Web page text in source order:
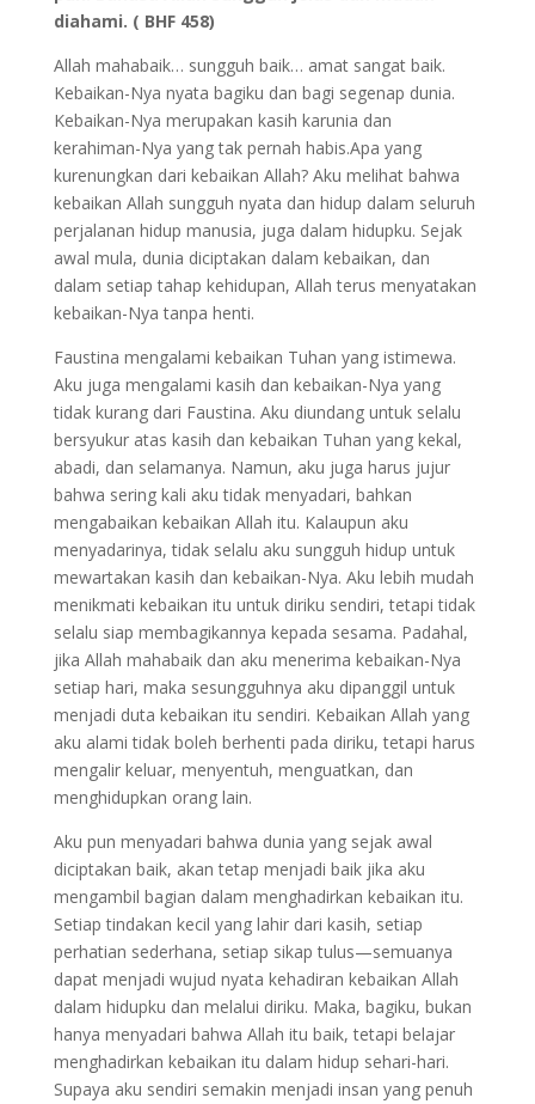
diahami. ( BHF 458)
Allah mahabaik… sungguh baik… amat sangat baik.
Kebaikan-Nya nyata bagiku dan bagi segenap dunia.
Kebaikan-Nya merupakan kasih karunia dan
kerahiman-Nya yang tak pernah habis.Apa yang
kurenungkan dari kebaikan Allah? Aku melihat bahwa
kebaikan Allah sungguh nyata dan hidup dalam seluruh
perjalanan hidup manusia, juga dalam hidupku. Sejak
awal mula, dunia diciptakan dalam kebaikan, dan
dalam setiap tahap kehidupan, Allah terus menyatakan
kebaikan-Nya tanpa henti.
Faustina mengalami kebaikan Tuhan yang istimewa.
Aku juga mengalami kasih dan kebaikan-Nya yang
tidak kurang dari Faustina. Aku diundang untuk selalu
bersyukur atas kasih dan kebaikan Tuhan yang kekal,
abadi, dan selamanya. Namun, aku juga harus jujur
bahwa sering kali aku tidak menyadari, bahkan
mengabaikan kebaikan Allah itu. Kalaupun aku
menyadarinya, tidak selalu aku sungguh hidup untuk
mewartakan kasih dan kebaikan-Nya. Aku lebih mudah
menikmati kebaikan itu untuk diriku sendiri, tetapi tidak
selalu siap membagikannya kepada sesama. Padahal,
jika Allah mahabaik dan aku menerima kebaikan-Nya
setiap hari, maka sesungguhnya aku dipanggil untuk
menjadi duta kebaikan itu sendiri. Kebaikan Allah yang
aku alami tidak boleh berhenti pada diriku, tetapi harus
mengalir keluar, menyentuh, menguatkan, dan
menghidupkan orang lain.
Aku pun menyadari bahwa dunia yang sejak awal
diciptakan baik, akan tetap menjadi baik jika aku
mengambil bagian dalam menghadirkan kebaikan itu.
Setiap tindakan kecil yang lahir dari kasih, setiap
perhatian sederhana, setiap sikap tulus—semuanya
dapat menjadi wujud nyata kehadiran kebaikan Allah
dalam hidupku dan melalui diriku. Maka, bagiku, bukan
hanya menyadari bahwa Allah itu baik, tetapi belajar
menghadirkan kebaikan itu dalam hidup sehari-hari.
Supaya aku sendiri semakin menjadi insan yang penuh